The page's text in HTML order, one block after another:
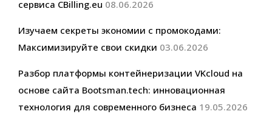
сервиса CBilling.eu 08.06.2026
Изучаем секреты экономии с промокодами:
Максимизируйте свои скидки 03.06.2026
Разбор платформы контейнеризации VKcloud на
основе сайта Bootsman.tech: инновационная
технология для современного бизнеса 19.05.2026